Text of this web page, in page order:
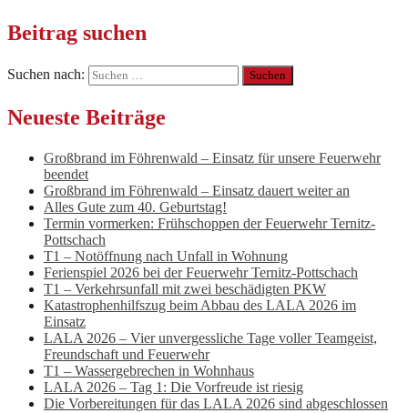
Beitrag suchen
Suchen nach:
Neueste Beiträge
Großbrand im Föhrenwald – Einsatz für unsere Feuerwehr
beendet
Großbrand im Föhrenwald – Einsatz dauert weiter an
Alles Gute zum 40. Geburtstag!
Termin vormerken: Frühschoppen der Feuerwehr Ternitz-
Pottschach
T1 – Notöffnung nach Unfall in Wohnung
Ferienspiel 2026 bei der Feuerwehr Ternitz-Pottschach
T1 – Verkehrsunfall mit zwei beschädigten PKW
Katastrophenhilfszug beim Abbau des LALA 2026 im
Einsatz
LALA 2026 – Vier unvergessliche Tage voller Teamgeist,
Freundschaft und Feuerwehr
T1 – Wassergebrechen in Wohnhaus
LALA 2026 – Tag 1: Die Vorfreude ist riesig
Die Vorbereitungen für das LALA 2026 sind abgeschlossen